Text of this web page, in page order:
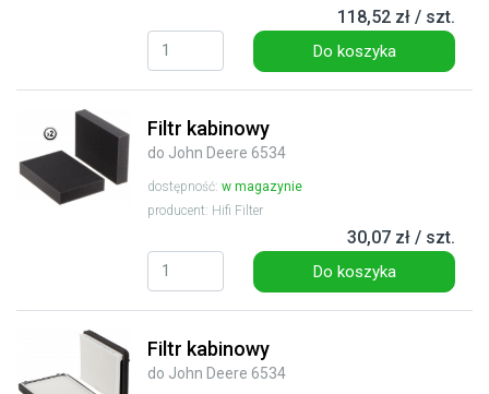
118,52 zł / szt.
Do koszyka
Filtr kabinowy
do John Deere 6534
dostępność: w magazynie
producent: Hifi Filter
30,07 zł / szt.
Do koszyka
Filtr kabinowy
do John Deere 6534